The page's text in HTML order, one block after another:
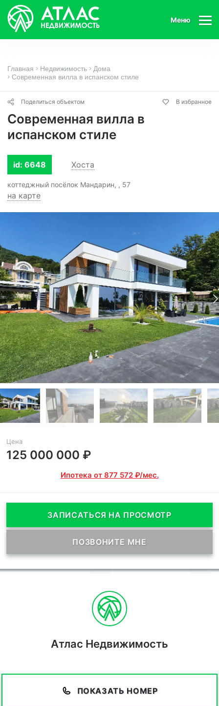
Меню
Главная Недвижимость
Дома
Современная вилла в испанском стиле
Поделиться объектом В избранное
Современная вилла в
испанском стиле
id: 6648 Хоста
коттеджный посёлок Мандарин, , 57
на карте
Цена
125 000 000 ₽
Ипотека от 877 572 ₽/мес.
ЗАПИСАТЬСЯ НА ПРОСМОТР
ПОЗВОНИТЕ МНЕ
Атлас Недвижимость
ПОКАЗАТЬ НОМЕР